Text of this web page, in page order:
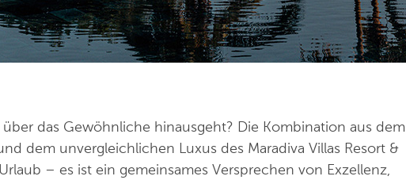
über das Gewöhnliche hinausgeht? Die Kombination aus dem
dem unvergleichlichen Luxus des Maradiva Villas Resort &
– es ist ein gemeinsames Versprechen von Exzellenz,